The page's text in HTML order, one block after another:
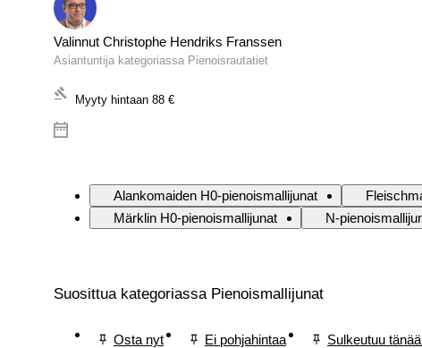
Valinnut Christophe Hendriks Franssen
Asiantuntija kategoriassa Pienoisrautatiet
Myyty hintaan 88 €
Alankomaiden H0-pienoismallijunat
Märklin H0-pienoismallijunat
N-
Suosittua kategoriassa Pienoismallijunat
Osta nyt Ei pohjahintaa Sulkeutuu